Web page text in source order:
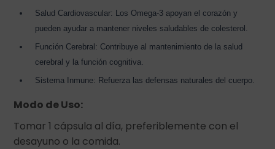
Salud Cardiovascular: Los Omega-3 apoyan el corazón y
pueden ayudar a mantener niveles saludables de colesterol.
Función Cerebral: Contribuye al mantenimiento de la salud
cerebral y la función cognitiva.
Sistema Inmune: Refuerza las defensas naturales del cuerpo.
Modo de Uso:
Tomar 1 cápsula al día, preferiblemente con el
desayuno o la comida.